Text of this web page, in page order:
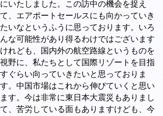
にいたしました。この訪中の機会を捉え
て、エアポートセールスにも向かっていき
たいなというふうに思っております。いろ
んな可能性があり得るわけではございます
けれども、国内外の航空路線というものを
視野に、私たちとして国際リゾートを目指
すぐらい向っていきたいと思っておりま
す。中国市場はこれから伸びていくと思い
ます。今は非常に東日本大震災もありまし
て、苦労している面もありますけども、今